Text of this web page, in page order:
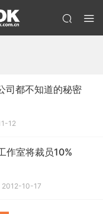
司都不知道的秘密
12
作室将裁员10%
2012-10-17